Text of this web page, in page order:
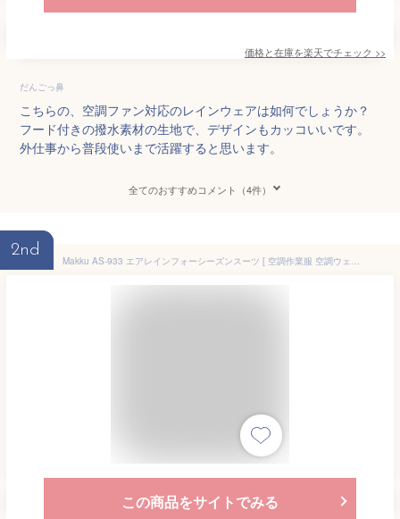
価格と在庫を楽天でチェック >>
だんごっ鼻
こちらの、空調ファン対応のレインウェアは如何でしょうか？
フード付きの撥水素材の生地で、デザインもカッコいいです。
外仕事から普段使いまで活躍すると思います。
全てのおすすめコメント（4件）
2nd
Makku AS-933 エアレインフォーシーズンスーツ [ 空調作業服 空調ウェア 空調レインウェア 合羽 雨具 レインコート セットアップ レインスーツ ファン付きウェア 涼しい 熱中症対策 暑さ対策 雨天 ]
この商品をサイトでみる